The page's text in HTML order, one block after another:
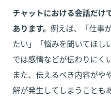
チャットにおける会話だけ
あります。 例えば、「仕事
たい」「悩みを聞いてほし
では感情などが伝わりにく
また、伝えるべき内容がや
解が発生してしまうことも